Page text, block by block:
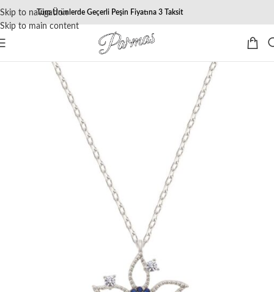
Skip to navigation
Skip to main content
Tüm Ürünlerde Geçerli Peşin Fiyatına 3 Taksit